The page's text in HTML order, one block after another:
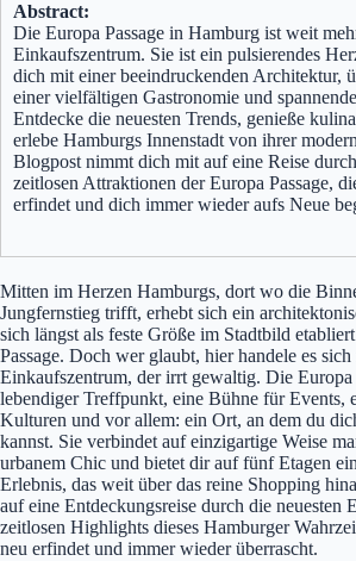
Abstract:
Die Europa Passage in Hamburg ist weit
Einkaufszentrum. Sie ist ein pulsierendes
dich mit einer beeindruckenden Architektur,
einer vielfältigen Gastronomie und
Entdecke die neuesten Trends, genieße
erlebe Hamburgs Innenstadt von ihrer
Blogpost nimmt dich mit auf eine Reise
zeitlosen Attraktionen der Europa Passage,
erfindet und dich immer wieder aufs Neue
Mitten im Herzen Hamburgs, dort wo die
Jungfernstieg trifft, erhebt sich ein
sich längst als feste Größe im Stadtbild
Passage. Doch wer glaubt, hier handele es
Einkaufszentrum, der irrt gewaltig. Die Europa
lebendiger Treffpunkt, eine Bühne für Events,
Kulturen und vor allem: ein Ort, an dem du
kannst. Sie verbindet auf einzigartige Weise
urbanem Chic und bietet dir auf fünf Etagen
Erlebnis, das weit über das reine Shopping
auf eine Entdeckungsreise durch die neuesten
zeitlosen Highlights dieses Hamburger
neu erfindet und immer wieder überrascht.